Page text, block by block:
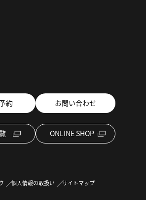
約 お問い合わせ
ONLINE SHOP
個人情報の取扱い サイトマップ